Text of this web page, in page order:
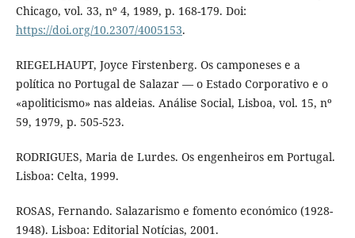
Chicago, vol. 33, nº 4, 1989, p. 168-179. Doi:
https://doi.org/10.2307/4005153.
RIEGELHAUPT, Joyce Firstenberg. Os camponeses e a
política no Portugal de Salazar — o Estado Corporativo e o
«apoliticismo» nas aldeias. Análise Social, Lisboa, vol. 15, nº
59, 1979, p. 505-523.
RODRIGUES, Maria de Lurdes. Os engenheiros em Portugal.
Lisboa: Celta, 1999.
ROSAS, Fernando. Salazarismo e fomento económico (1928-
1948). Lisboa: Editorial Notícias, 2001.